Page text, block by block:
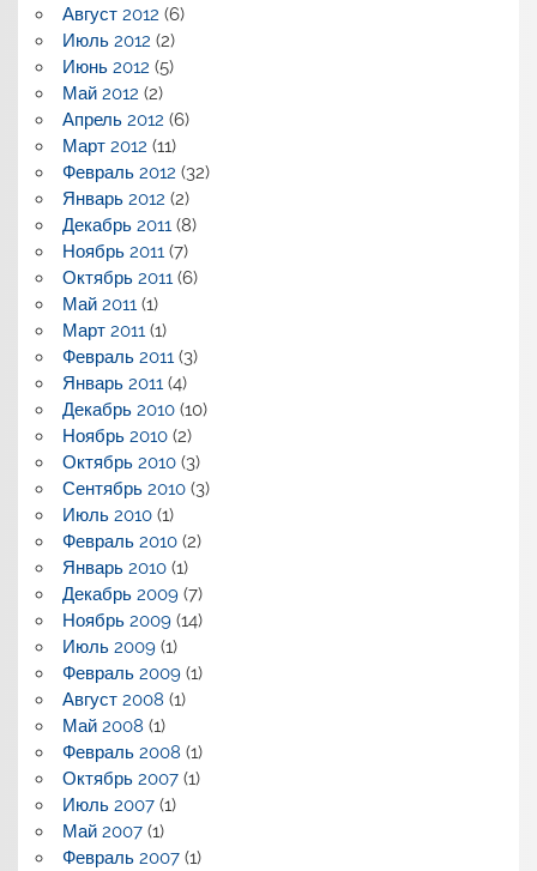
Август 2012 (6)
Июль 2012 (2)
Июнь 2012 (5)
Май 2012 (2)
Апрель 2012 (6)
Март 2012 (11)
Февраль 2012 (32)
Январь 2012 (2)
Декабрь 2011(8)
Ноябрь 2011(7)
Октябрь 2011(6)
Май 2011(1)
Март 2011(1)
Февраль 2011(3)
Январь 2011(4)
Декабрь 2010(10)
Ноябрь 2010(2)
Октябрь 2010(3)
Сентябрь 2010(3)
Июль 2010(1)
Февраль 2010(2)
Январь 2010(1)
Декабрь 2009(7)
Ноябрь 2009(14)
Июль 2009(1)
Февраль 2009(1)
Август 2008 (1)
Май 2008 (1)
Февраль 2008 (1)
Октябрь 2007(1)
Июль 2007(1)
Май 2007(1)
Февраль 2007(1)